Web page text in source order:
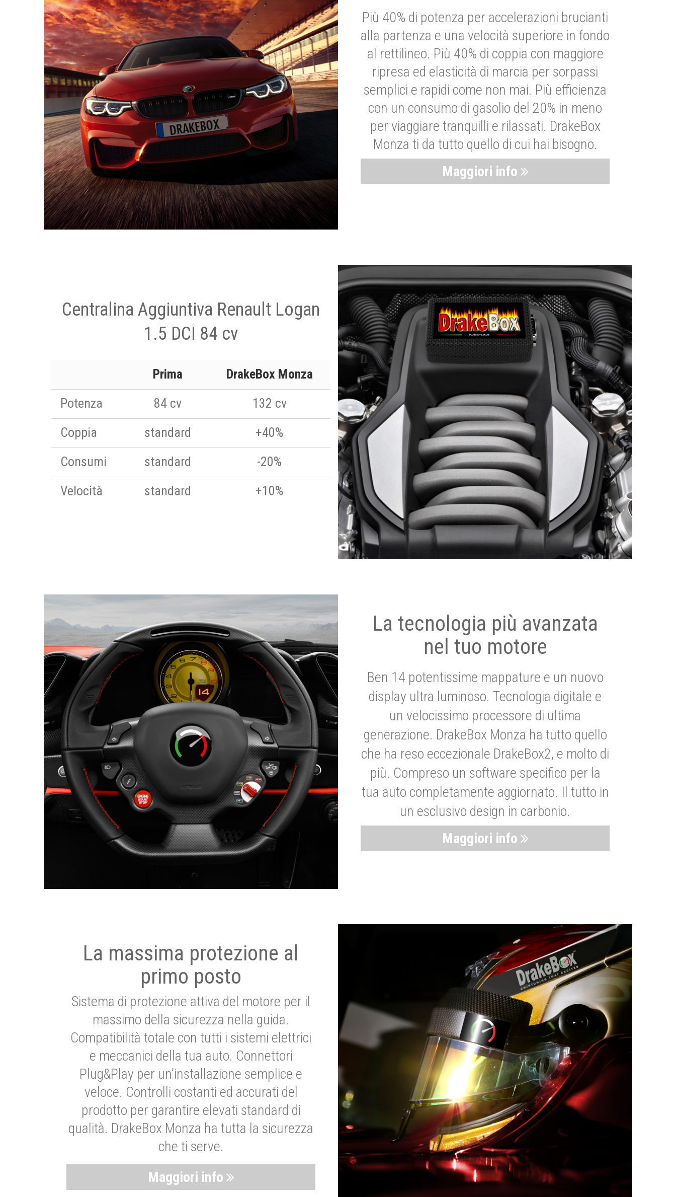
Più 40% di potenza per accelerazioni brucianti
alla partenza e una velocità superiore in fondo
al rettilineo. Più 40% di coppia con maggiore
ripresa ed elasticità di marcia per sorpassi
semplici e rapidi come non mai. Più efficienza
con un consumo di gasolio del 20% in meno
per viaggiare tranquilli e rilassati. DrakeBox
Monza ti da tutto quello di cui hai bisogno.
Maggiori info
Centralina Aggiuntiva Renault Logan
1.5 DCI 84 cv
Prima
DrakeBox Monza
Potenza
84 cv
132 cv
Coppia
standard
+40%
Consumi
standard
-20%
Velocità
standard +10%
La tecnologia più avanzata
nel tuo motore
Ben 14 potentissime mappature e un nuovo
display ultra luminoso. Tecnologia digitale e
un velocissimo processore di ultima
generazione. DrakeBox Monza ha tutto quello
che ha reso eccezionale DrakeBox2, e molto di
più. Compreso un software specifico per la
tua auto completamente aggiornato. Il tutto in
un esclusivo design in carbonio.
Maggiori info
La massima protezione al
primo posto
Sistema di protezione attiva del motore per il
massimo della sicurezza nella guida.
Compatibilità totale con tutti i sistemi elettrici
e meccanici della tua auto. Connettori
Plug&Play per un’installazione semplice e
veloce. Controlli costanti ed accurati del
prodotto per garantire elevati standard di
qualità. DrakeBox Monza ha tutta la sicurezza
che ti serve.
Maggiori info